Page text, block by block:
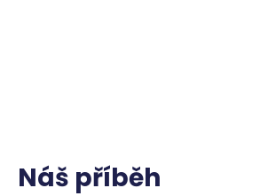
Náš příběh